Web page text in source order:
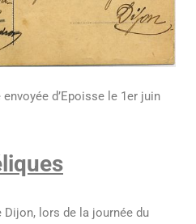
d’Epoisse le 1er juin
Dijon, lors de la journée du